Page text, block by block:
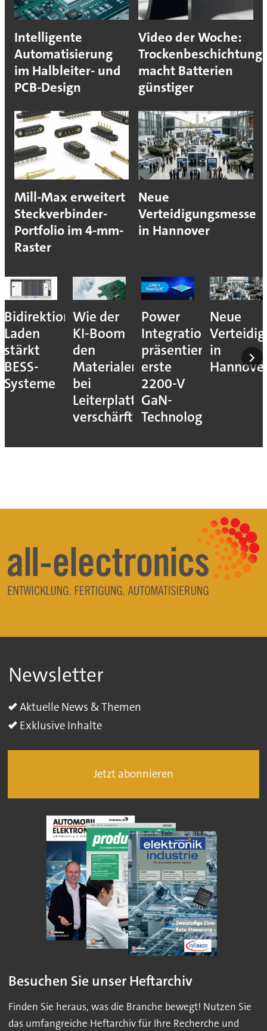
Intelligente
Automatisierung
im Halbleiter- und
PCB-Design
Video der Woche:
Trockenbeschichtung
macht Batterien
günstiger
Mill-Max erweitert
Steckverbinder-
Portfolio im 4-mm-
Raster
Neue
Verteidigungsmesse
in Hannover
Bidirektionales
Laden
stärkt
BESS-
Systeme
Wie der
KI-Boom
den
Materialengpass
bei
Leiterplatten
verschärft
Power
Integrations
präsentiert
erste
2200-V
GaN-
Technologie
Neue
in
Newsletter
Aktuelle News & Themen
Exklusive Inhalte
Jetzt abonnieren
Besuchen Sie unser Heftarchiv
Finden Sie heraus, was die Branche bewegt! Nutzen Sie
das umfangreiche Heftarchiv für Ihre Recherche und